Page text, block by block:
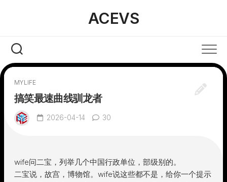
ACEVS
MYLIFE
搞笑最速曲线驯龙者
2026-04-14 30
wife问二宝，列举几个中国行政单位，部级别的。
二宝说，故宫，博物馆。wife说这些都不是，给你一个提示